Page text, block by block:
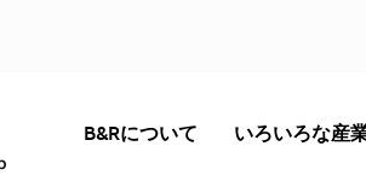
B&Rについて いろいろな産